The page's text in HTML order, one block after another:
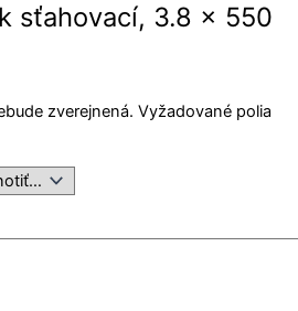
sťahovací, 3.8 x 550
zverejnená. Vyžadované polia